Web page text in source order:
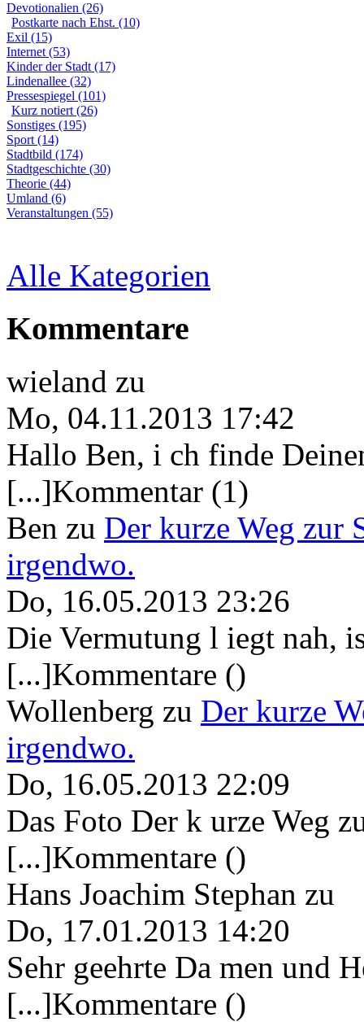
Devotionalien (26)
Postkarte nach Ehst. (10)
Exil (15)
Internet (53)
Kinder der Stadt (17)
Lindenallee (32)
Pressespiegel (101)
Kurz notiert (26)
Sonstiges (195)
Sport (14)
Stadtbild (174)
Stadtgeschichte (30)
Theorie (44)
Umland (6)
Veranstaltungen (55)
Alle Kategorien
Kommentare
wieland zu
Mo, 04.11.2013 17:42
Hallo Ben, i ch finde
[...]Kommentar (1)
Ben zu Der kurze Weg zur
irgendwo.
Do, 16.05.2013 23:26
Die Vermutung l iegt nah,
[...]Kommentare ()
Wollenberg zu Der kurze
irgendwo.
Do, 16.05.2013 22:09
Das Foto Der k urze Weg
[...]Kommentare ()
Hans Joachim Stephan zu
Do, 17.01.2013 14:20
Sehr geehrte Da men und
[...]Kommentare ()